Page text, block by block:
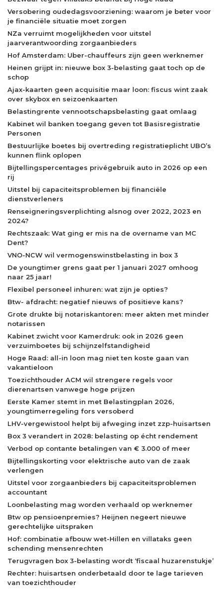
Versobering oudedagsvoorziening: waarom je beter voor
je financiële situatie moet zorgen
NZa verruimt mogelijkheden voor uitstel
jaarverantwoording zorgaanbieders
Hof Amsterdam: Uber-chauffeurs zijn geen werknemer
Heinen grijpt in: nieuwe box 3-belasting gaat toch op de
schop
Ajax-kaarten geen acquisitie maar loon: fiscus wint zaak
over skybox en seizoenkaarten
Belastingrente vennootschapsbelasting gaat omlaag
Kabinet wil banken toegang geven tot Basisregistratie
Personen
Bestuurlijke boetes bij overtreding registratieplicht UBO’s
kunnen flink oplopen
Bijtellingspercentages privégebruik auto in 2026 op een
rij
Uitstel bij capaciteitsproblemen bij financiële
dienstverleners
Renseigneringsverplichting alsnog over 2022, 2023 en
2024?
Rechtszaak: Wat ging er mis na de overname van MC
Dent?
VNO-NCW wil vermogenswinstbelasting in box 3
De youngtimer grens gaat per 1 januari 2027 omhoog
naar 25 jaar!
Flexibel personeel inhuren: wat zijn je opties?
Btw- afdracht: negatief nieuws of positieve kans?
Grote drukte bij notariskantoren: meer akten met minder
notarissen
Kabinet zwicht voor Kamerdruk: ook in 2026 geen
verzuimboetes bij schijnzelfstandigheid
Hoge Raad: all-in loon mag niet ten koste gaan van
vakantieloon
Toezichthouder ACM wil strengere regels voor
dierenartsen vanwege hoge prijzen
Eerste Kamer stemt in met Belastingplan 2026,
youngtimerregeling fors versoberd
LHV-vergewistool helpt bij afweging inzet zzp-huisartsen
Box 3 verandert in 2028: belasting op écht rendement
Verbod op contante betalingen van € 3.000 of meer
Bijtellingskorting voor elektrische auto van de zaak
verlengen
Uitstel voor zorgaanbieders bij capaciteitsproblemen
accountant
Loonbelasting mag worden verhaald op werknemer
Btw op pensioenpremies? Heijnen negeert nieuwe
gerechtelijke uitspraken
Hof: combinatie afbouw wet-Hillen en villataks geen
schending mensenrechten
Terugvragen box 3-belasting wordt ‘fiscaal huzarenstukje’
Rechter: huisartsen onderbetaald door te lage tarieven
van toezichthouder